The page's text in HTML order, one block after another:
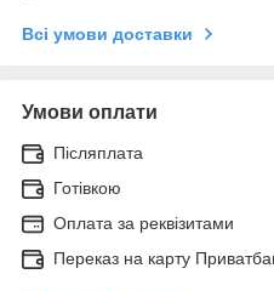
Всі умови доставки
Умови оплати
Післяплата
Готівкою
Оплата за реквізитами
Переказ на карту